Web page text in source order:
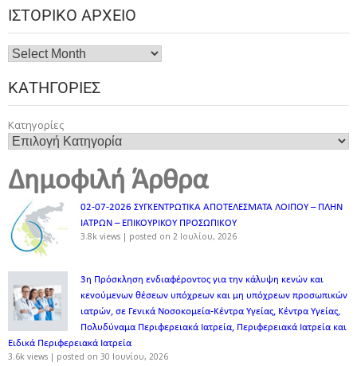
ΙΣΤΟΡΙΚΌ ΑΡΧΕΊΟ
ΚΑΤΗΓΟΡΊΕΣ
Κατηγορίες
Δημοφιλή Άρθρα
02-07-2026 ΣΥΓΚΕΝΤΡΩΤΙΚΑ ΑΠΟΤΕΛΕΣΜΑΤΑ ΛΟΙΠΟΥ – ΠΛΗΝ
ΙΑΤΡΩΝ – ΕΠΙΚΟΥΡΙΚΟΥ ΠΡΟΣΩΠΙΚOY
3.8k views | posted on 2 Ιουλίου, 2026
3η Πρόσκληση ενδιαφέροντος για την κάλυψη κενών και
κενούμενων θέσεων υπόχρεων και μη υπόχρεων προσωπικών
ιατρών, σε Γενικά Νοσοκομεία-Κέντρα Υγείας, Κέντρα Υγείας,
Πολυδύναμα Περιφερειακά Ιατρεία, Περιφερειακά Ιατρεία και
Ειδικά Περιφερειακά Ιατρεία
3.6k views | posted on 30 Ιουνίου, 2026